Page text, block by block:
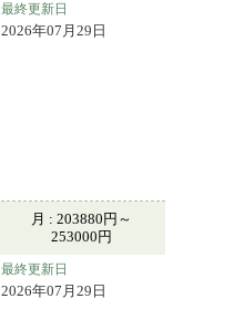
最終更新日
2026年07月29日
月 : 203880円～
253000円
最終更新日
2026年07月29日